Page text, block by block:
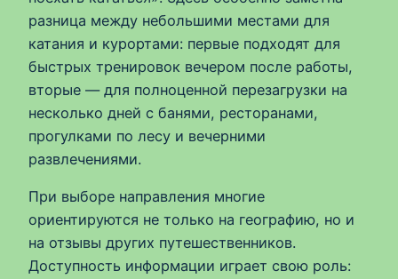
разница между небольшими местами для
катания и курортами: первые подходят для
быстрых тренировок вечером после работы,
вторые — для полноценной перезагрузки на
несколько дней с банями, ресторанами,
прогулками по лесу и вечерними
развлечениями.
При выборе направления многие
ориентируются не только на географию, но и
на отзывы других путешественников.
Доступность информации играет свою роль: